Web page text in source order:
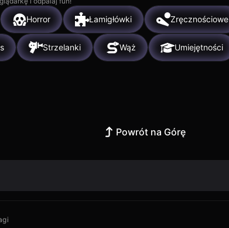
Horror Łamigłówki Zręcznościowe
Strzelanki Wąż Umiejętności
Powrót na Górę